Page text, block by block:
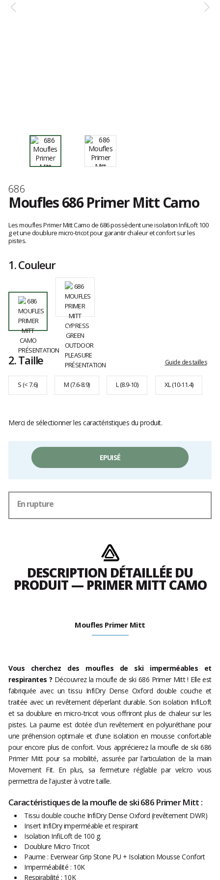
Marque
686
Moufles 686 Primer Mitt Camo
avis
clients
Les moufles Primer Mitt Camo de 686 possèdent une isolation InfiLoft 100
g et une doublure micro-tricot pour garantir chaleur et confort sur les
pistes.
1.Couleur
2.Taille Guide des tailles
S (< 7.6) M (7.6-8.9) L (8.9-10) XL (10-11.4)
Merci de sélectionner les caractéristiques du produit.
EPUISÉ
En rupture
DESCRIPTION DÉTAILLÉE DU
PRODUIT — PRIMER MITT CAMO
Moufles Primer Mitt
Vous cherchez des moufles de ski imperméables et
respirantes ? Découvrez la moufle de ski 686 Primer Mitt ! Elle est
fabriquée avec un tissu InfiDry Dense Oxford double couche et
traitée avec un revêtement déperlant durable. Son isolation InfiLoft
et sa doublure en micro-tricot vous offriront plus de chaleur sur les
pistes. La paume est dotée d'un revêtement en polyuréthane pour
une préhension optimale et d'une isolation en mousse confortable
pour encore plus de confort. Vous apprécierez la moufle de ski 686
Primer Mitt pour sa mobilité, assurée par l’articulation de la main
Movement Fit. En plus, sa fermeture réglable par velcro vous
permettra de l'ajuster à votre taille.
Caractéristiques de la moufle de ski 686 Primer Mitt :
Tissu double couche InfiDry Dense Oxford (revêtement DWR)
Insert InfiDry imperméable et respirant
Isolation InfiLoft de 100 g.
Doublure Micro Tricot
Paume : Everwear Grip Stone PU + Isolation Mousse Confort
Imperméabilité : 10K
Respirabilité : 10K